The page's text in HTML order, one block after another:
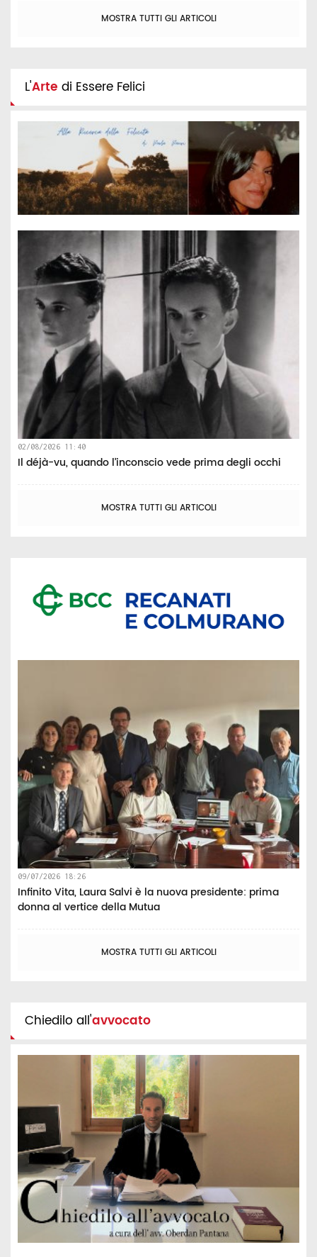
MOSTRA TUTTI GLI ARTICOLI
L'Arte di Essere Felici
02/08/2026 11:40
Il déjà-vu, quando l’inconscio vede prima degli occhi
MOSTRA TUTTI GLI ARTICOLI
09/07/2026 18:26
Infinito Vita, Laura Salvi è la nuova presidente: prima
donna al vertice della Mutua
MOSTRA TUTTI GLI ARTICOLI
Chiedilo all'avvocato